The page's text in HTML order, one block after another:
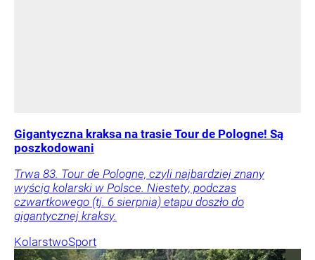
Gigantyczna kraksa na trasie Tour de Pologne! Są
poszkodowani
Trwa 83. Tour de Pologne, czyli najbardziej znany
wyścig kolarski w Polsce. Niestety, podczas
czwartkowego (tj. 6 sierpnia) etapu doszło do
gigantycznej kraksy.
KolarstwoSport